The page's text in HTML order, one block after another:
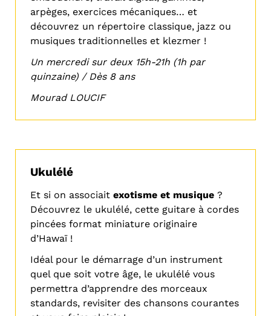
arpèges, exercices mécaniques… et
découvrez un répertoire classique, jazz ou
musiques traditionnelles et klezmer !
Un mercredi sur deux 15h-21h (1h par
quinzaine) / Dès 8 ans
Mourad LOUCIF
Ukulélé
Et si on associait exotisme et musique ?
Découvrez le ukulélé, cette guitare à cordes
pincées format miniature originaire
d’Hawaï !
Idéal pour le démarrage d’un instrument
quel que soit votre âge, le ukulélé vous
permettra d’apprendre des morceaux
standards, revisiter des chansons courantes